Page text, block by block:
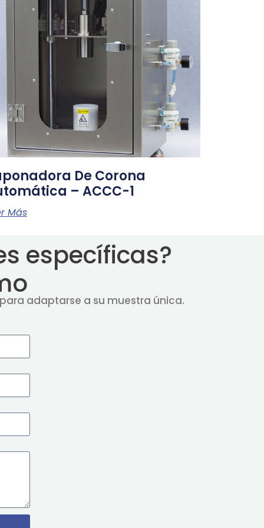
De Corona
– ACCC-1
Más
específicas?
adaptarse a su muestra única.